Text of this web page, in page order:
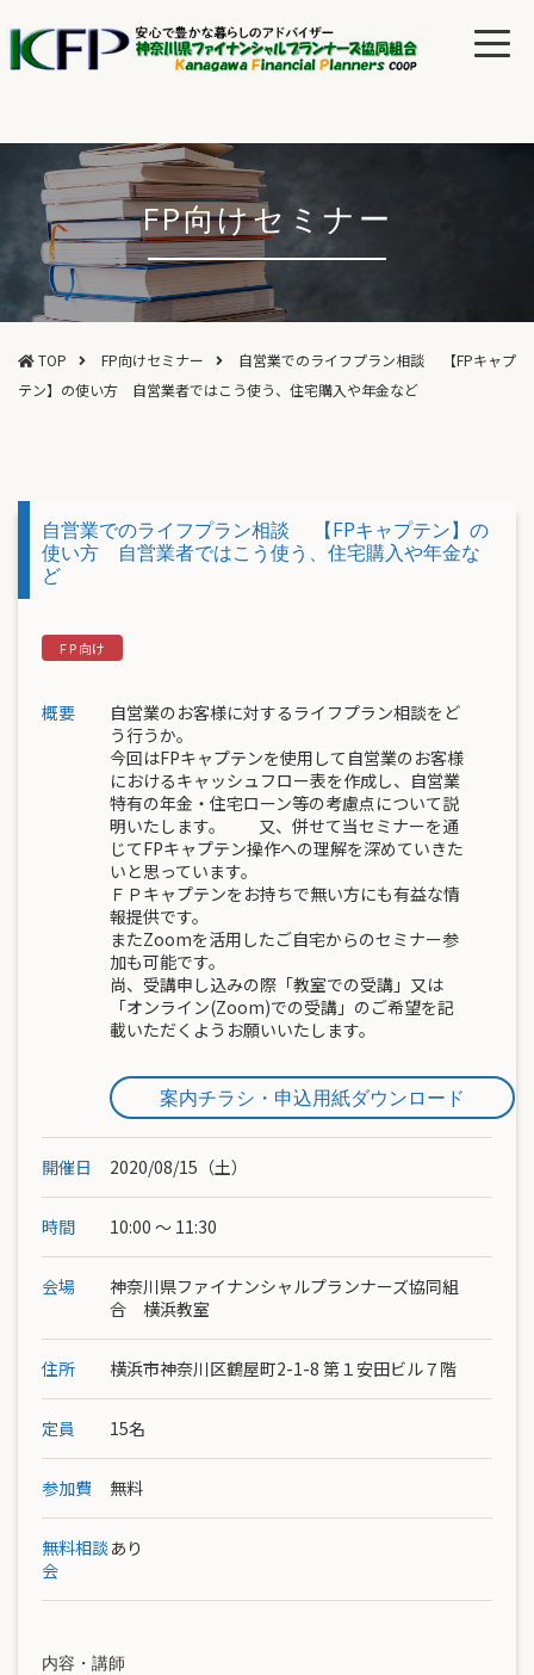
FP向けセミナー
TOP FP向けセミナー
自営業でのライフプラン相談 【FPキャプ
テン】の使い方 自営業者ではこう使う、住宅購入や年金など
自営業でのライフプラン相談 【FPキャプテン】の
使い方 自営業者ではこう使う、住宅購入や年金な
ど
概要
自営業のお客様に対するライフプラン相談をど
う行うか。
今回はFPキャプテンを使用して自営業のお客様
におけるキャッシュフロー表を作成し、自営業
特有の年金・住宅ローン等の考慮点について説
明いたします。 又、併せて当セミナーを通
じてFPキャプテン操作への理解を深めていきた
いと思っています。
ＦＰキャプテンをお持ちで無い方にも有益な情
報提供です。
またZoomを活用したご自宅からのセミナー参
加も可能です。
尚、受講申し込みの際「教室での受講」又は
「オンライン(Zoom)での受講」のご希望を記
載いただくようお願いいたします。
案内チラシ・申込用紙ダウンロード
開催日 2020/08/15（土）
時間 10:00 ～ 11:30
会場
神奈川県ファイナンシャルプランナーズ協同組
合 横浜教室
住所 横浜市神奈川区鶴屋町2-1-8 第１安田ビル７階
定員 15名
参加費 無料
無料相談
会
あり
内容・講師